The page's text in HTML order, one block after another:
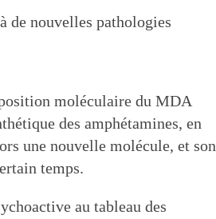
de nouvelles pathologies
moléculaire du MDA
des amphétamines, en
une nouvelle molécule, et son
temps.
au tableau des